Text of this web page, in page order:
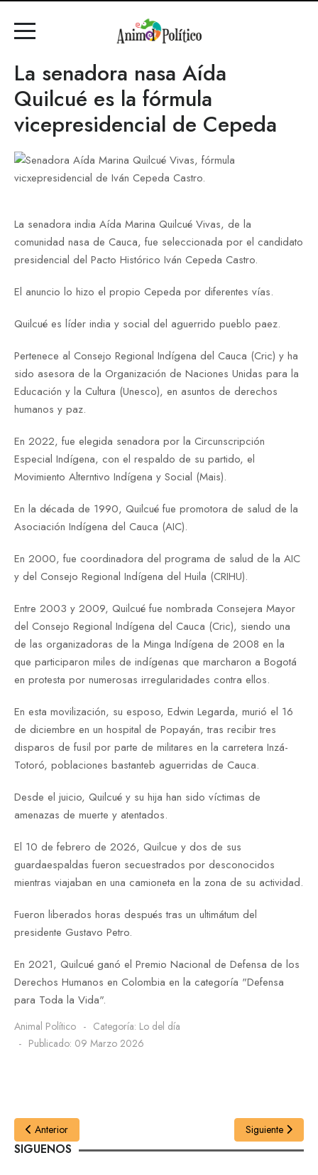
La senadora nasa Aída
Quilcué es la fórmula
vicepresidencial de Cepeda
La senadora india Aída Marina Quilcué Vivas, de la
comunidad nasa de Cauca, fue seleccionada por el candidato
presidencial del Pacto Histórico Iván Cepeda Castro.
El anuncio lo hizo el propio Cepeda por diferentes vías.
Quilcué es líder india y social del aguerrido pueblo paez.
Pertenece al Consejo Regional Indígena del Cauca (Cric) y ha
sido asesora de la Organización de Naciones Unidas para la
Educación y la Cultura (Unesco), en asuntos de derechos
humanos y paz.
En 2022, fue elegida senadora por la Circunscripción
Especial Indígena, con el respaldo de su partido, el
Movimiento Alterntivo Indígena y Social (Mais).
En la década de 1990, Quilcué fue promotora de salud de la
Asociación Indígena del Cauca (AIC).
En 2000, fue coordinadora del programa de salud de la AIC
y del Consejo Regional Indígena del Huila (CRIHU).
Entre 2003 y 2009, Quilcué fue nombrada Consejera Mayor
del Consejo Regional Indígena del Cauca (Cric), siendo una
de las organizadoras de la Minga Indígena de 2008 en la
que participaron miles de indígenas que marcharon a Bogotá
en protesta por numerosas irregularidades contra ellos.
En esta movilización, su esposo, Edwin Legarda, murió el 16
de diciembre en un hospital de Popayán, tras recibir tres
disparos de fusil por parte de militares en la carretera Inzá-
Totoró, poblaciones bastanteb aguerridas de Cauca.
Desde el juicio, Quilcué y su hija han sido víctimas de
amenazas de muerte y atentados.
El 10 de febrero de 2026, Quilcue y dos de sus
guardaespaldas fueron secuestrados por desconocidos
mientras viajaban en una camioneta en la zona de su actividad.
Fueron liberados horas después tras un ultimátum del
presidente Gustavo Petro.
En 2021, Quilcué ganó el Premio Nacional de Defensa de los
Derechos Humanos en Colombia en la categoría "Defensa
para Toda la Vida".
Animal Político Categoría: Lo del día
Publicado: 09 Marzo 2026
Anterior Siguiente
SIGUENOS